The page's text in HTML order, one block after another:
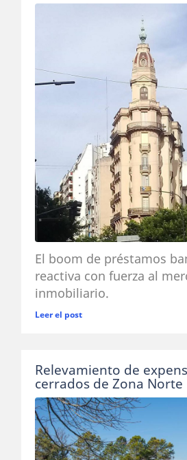
El boom de préstamos
reactiva con fuerza al
inmobiliario.
Leer el post
Relevamiento de
cerrados de Zona Norte